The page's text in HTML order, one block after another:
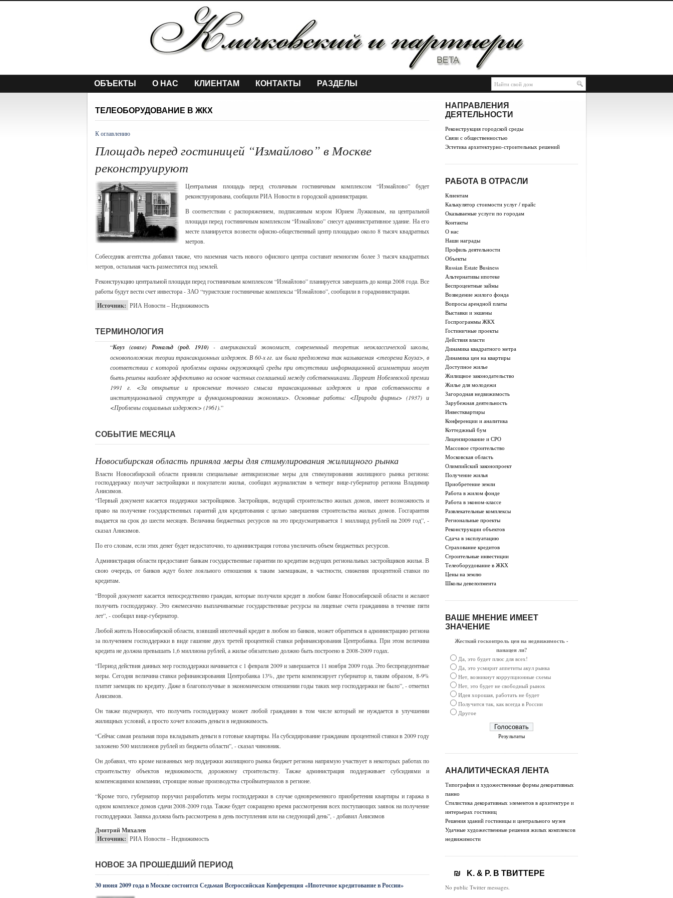
ОБЪЕКТЫ О НАС КЛИЕНТАМ КОНТАКТЫ РАЗДЕЛЫ
ТЕЛЕОБОРУДОВАНИЕ В ЖКХ
К оглавлению
Площадь перед гостиницей “Измайлово” в Москве
реконструируют
Центральная площадь перед столичным гостиничным комплексом “Измайлово” будет
реконструирована, сообщили РИА Новости в городской администрации.
В соответствии с распоряжением, подписанным мэром Юрием Лужковым, на центральной
площади перед гостиничным комплексом “Измайлово” снесут административное здание. На его
месте планируется возвести офисно-общественный центр площадью около 8 тысяч квадратных
метров.
Собеседник агентства добавил также, что наземная часть нового офисного центра составит немногим более 3 тысяч квадратных
метров, остальная часть разместится под землей.
Реконструкцию центральной площади перед гостиничным комплексом “Измайлово” планируется завершить до конца 2008 года. Все
работы будут вести счет инвестора - ЗАО “туристские гостиничные комплексы “Измайлово”, сообщили в горадминистрации.
Источник: РИА Новости – Недвижимость
ТЕРМИНОЛОГИЯ
“Коуз (coase) Рональд (род. 1910) - американский экономист, современный теоретик неоклассической школы,
основоположник теории трансакционных издержек. В 60-х гг. им была предложена так называемая <теорема Коуза>, в
соответствии с которой проблемы охраны окружающей среды при отсутствии информационной асимметрии могут
быть решены наиболее эффективно на основе частных соглашений между собственниками. Лауреат Нобелевской премии
1991 г. <За открытие и прояснение точного смысла трансакционных издержек и прав собственности в
институциональной структуре и функционировании экономики>. Основные работы: <Природа фирмы> (1937) и
<Проблемы социальных издержек> (1961).”
СОБЫТИЕ МЕСЯЦА
Новосибирская область приняла меры для стимулирования жилищного рынка
Власти Новосибирской области приняли специальные антикризисные меры для стимулирования жилищного рынка региона:
господдержку получат застройщики и покупатели жилья, сообщил журналистам в четверг вице-губернатор региона Владимир
Анисимов.
“Первый документ касается поддержки застройщиков. Застройщик, ведущий строительство жилых домов, имеет возможность и
право на получение государственных гарантий для кредитования с целью завершения строительства жилых домов. Госгарантия
выдается на срок до шести месяцев. Величина бюджетных ресурсов на это предусматривается 1 миллиард рублей на 2009 год”, -
сказал Анисимов.
По его словам, если этих денег будет недостаточно, то администрация готова увеличить объем бюджетных ресурсов.
Администрация области предоставит банкам государственные гарантии по кредитам ведущих региональных застройщиков жилья. В
свою очередь, от банков ждут более лояльного отношения к таким заемщикам, в частности, снижения процентной ставки по
кредитам.
“Второй документ касается непосредственно граждан, которые получили кредит в любом банке Новосибирской области и желают
получить господдержку. Это ежемесячно выплачиваемые государственные ресурсы на лицевые счета гражданина в течение пяти
лет”, - сообщил вице-губернатор.
Любой житель Новосибирской области, взявший ипотечный кредит в любом из банков, может обратиться в администрацию региона
за получением господдержки в виде гашение двух третей процентной ставки рефинансирования Центробанка. При этом величина
кредита не должна превышать 1,6 миллиона рублей, а жилье обязательно должно быть построено в 2008-2009 годах.
“Период действия данных мер господдержки начинается с 1 февраля 2009 и завершается 11 ноября 2009 года. Это беспрецедентные
меры. Сегодня величина ставки рефинансирования Центробанка 13%, две трети компенсирует губернатор и, таким образом, 8-9%
платит заемщик по кредиту. Даже в благополучные в экономическом отношении годы таких мер господдержки не было”, - отметил
Анисимов.
Он также подчеркнул, что получить господдержку может любой гражданин в том числе который не нуждается в улучшении
жилищных условий, а просто хочет вложить деньги в недвижимость.
“Сейчас самая реальная пора вкладывать деньги в готовые квартиры. На субсидирование гражданам процентной ставки в 2009 году
заложено 500 миллионов рублей из бюджета области”, - сказал чиновник.
Он добавил, что кроме названных мер поддержки жилищного рынка бюджет региона напрямую участвует в некоторых работах по
строительству объектов недвижимости, дорожному строительству. Также администрация поддерживает субсидиями и
компенсациями компании, строящие новые производства стройматериалов в регионе.
“Кроме того, губернатор поручил разработать меры господдержки в случае одновременного приобретения квартиры и гаража в
одном комплексе домов сдачи 2008-2009 года. Также будет сокращено время рассмотрения всех поступающих заявок на получение
господдержки. Заявка должна быть рассмотрена в день поступления или на следующий день”, - добавил Анисимов
Дмитрий Михалев
Источник: РИА Новости – Недвижимость
НОВОЕ ЗА ПРОШЕДШИЙ ПЕРИОД
30 июня 2009 года в Москве состоится Седьмая Всероссийская Конференция «Ипотечное кредитование в России»
НАПРАВЛЕНИЯ
ДЕЯТЕЛЬНОСТИ
Реконструкция городской среды
Связи с общественностью
Эстетика архитектурно-строительных решений
РАБОТА В ОТРАСЛИ
Клиентам
Калькулятор стоимости услуг / прайс
Оказываемые услуги по городам
Контакты
О нас
Наши награды
Профиль деятельности
Объекты
Russian Estate Business
Альтернативы ипотеке
Беспроцентные займы
Возведение жилого фонда
Вопросы арендной платы
Выставки и экшены
Госпрограммы ЖКХ
Гостиничные проекты
Действия власти
Динамика квадратного метра
Динамика цен на квартиры
Доступное жилье
Жилищное законодательство
Жилье для молодежи
Загородная недвижимость
Зарубежная деятельность
Инвестквартиры
Конференции и аналитика
Коттеджный бум
Лицензирование и СРО
Массовое строительство
Московская область
Олимпийский законопроект
Получение жилья
Приобретение земли
Работа в жилом фонде
Работа в эконом-классе
Развлекательные комплексы
Региональные проекты
Реконструкции объектов
Сдача в эксплуатацию
Страхование кредитов
Строительные инвестиции
Телеоборудование в ЖКХ
Цены на землю
Школы девелопмента
ВАШЕ МНЕНИЕ ИМЕЕТ
ЗНАЧЕНИЕ
Жесткий госконтроль цен на недвижимость -
панацея ли?
Да, это будет плюс для всех!
Да, это усмирит аппетиты акул рынка
Нет, возникнут коррупционные схемы
Нет, это будет не свободный рынок
Идея хорошая, работать не будет
Получится так, как всегда в России
Другое
Результаты
АНАЛИТИЧЕСКАЯ ЛЕНТА
Типография и художественные формы декоративных
панно
Стилистика декоративных элементов в архитектуре и
интерьерах гостиниц
Решения зданий гостиницы и центрального музея
Удачные художественные решения жилых комплексов
недвижимости
K. & P. В ТВИТТЕРЕ
No public Twitter messages.